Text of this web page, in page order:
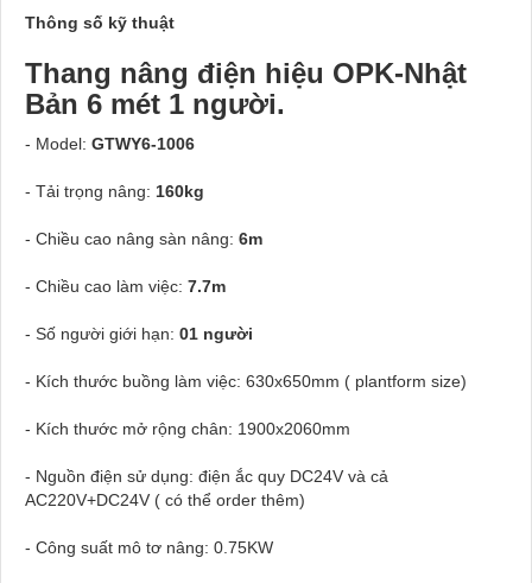
Thông số kỹ thuật
Thang nâng điện hiệu OPK-Nhật
Bản 6 mét 1 người.
- Model: GTWY6-1006
- Tải trọng nâng: 160kg
- Chiều cao nâng sàn nâng: 6m
- Chiều cao làm việc: 7.7m
- Số người giới hạn: 01 người
- Kích thước buồng làm việc: 630x650mm ( plantform size)
- Kích thước mở rộng chân: 1900x2060mm
- Nguồn điện sử dụng: điện ắc quy DC24V và cả
AC220V+DC24V ( có thể order thêm)
- Công suất mô tơ nâng: 0.75KW